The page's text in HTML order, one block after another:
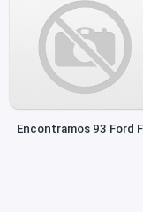
Encontramos 93 Ford